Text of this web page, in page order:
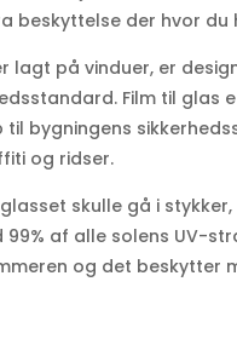
beskyttelse der hvor
lagt på vinduer, er
Film til
bygningens
og ridser.
skulle gå i
af alle solens UV-
og det beskytter